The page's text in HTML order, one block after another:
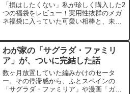
「損はしたくない」私が珍しく購入した2
つの福袋をレビュー！実用性抜群のメガ
ネ福袋に入っていた可愛い相棒と、未知
うな、予想外の「当たり」を引き寄せた
エピソードです。福袋を待つ時間のあの
高揚感を、あなたも一緒に。
わが家の「サグラダ・ファミリ
ア」が、ついに完結した話
数ヶ月放置していた編みかけのセータ
ー。その停滞感から、ふとスペインの
「サグラダ・ファミリア」や漫画「ガラ